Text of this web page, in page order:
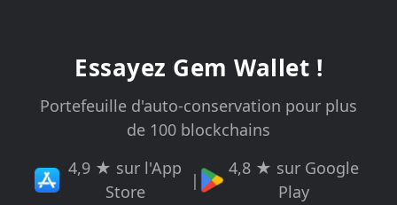
Essayez Gem Wallet !
Portefeuille d'auto-conservation pour plus
de 100 blockchains
4,9 ★ sur l'App
Store
|
4,8 ★ sur Google
Play